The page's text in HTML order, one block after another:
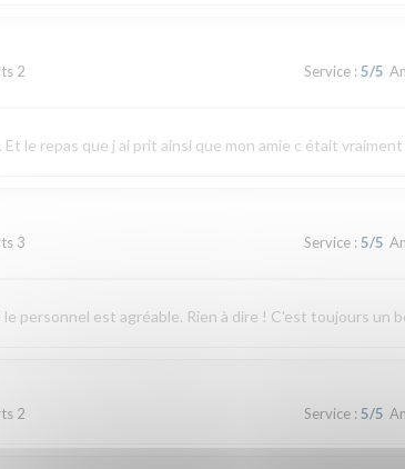
2 Service: 5/5
le repas que j ai prit ainsi que mon amie c était
3 Service: 5/5
personnel est agréable. Rien à dire ! C'est toujours un
2 Service: 5/5